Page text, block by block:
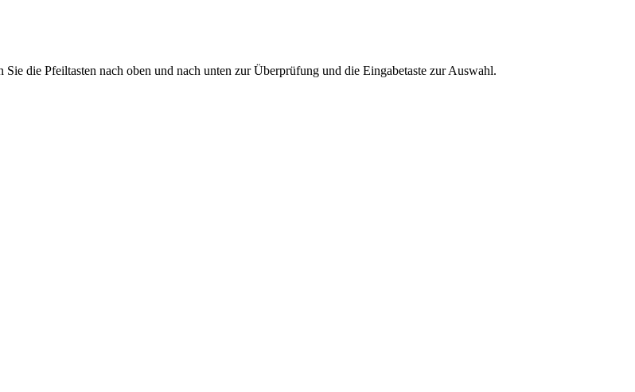
die Pfeiltasten nach oben und nach unten zur Überprüfung und die Eingabetaste zur Auswahl.